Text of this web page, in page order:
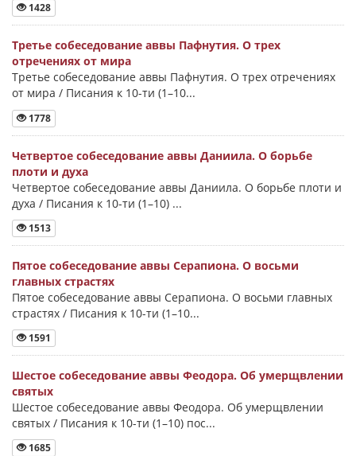
1428
Третье собеседование аввы Пафнутия. О трех
отречениях от мира
Третье собеседование аввы Пафнутия. О трех отречениях
от мира / Писания к 10-ти (1–10...
1778
Четвертое собеседование аввы Даниила. О борьбе
плоти и духа
Четвертое собеседование аввы Даниила. О борьбе плоти и
духа / Писания к 10-ти (1–10) ...
1513
Пятое собеседование аввы Серапиона. О восьми
главных страстях
Пятое собеседование аввы Серапиона. О восьми главных
страстях / Писания к 10-ти (1–10...
1591
Шестое собеседование аввы Феодора. Об умерщвлении
святых
Шестое собеседование аввы Феодора. Об умерщвлении
святых / Писания к 10-ти (1–10) пос...
1685